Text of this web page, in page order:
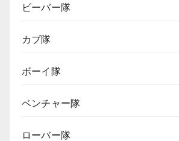
ビーバー隊
カブ隊
ボーイ隊
ベンチャー隊
ローバー隊